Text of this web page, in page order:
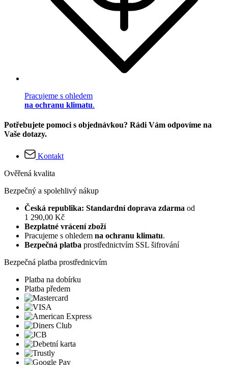
Pracujeme s ohledem
na ochranu klimatu.
Potřebujete pomoci s objednávkou? Rádi Vám odpovíme na
Vaše dotazy.
Kontakt
Ověřená kvalita
Bezpečný a spolehlivý nákup
Česká republika: Standardní doprava zdarma od
1 290,00 Kč
Bezplatné vrácení zboží
Pracujeme s ohledem na ochranu klimatu.
Bezpečná platba prostřednictvím SSL šifrování
Bezpečná platba prostřednicvím
Platba na dobírku
Platba předem